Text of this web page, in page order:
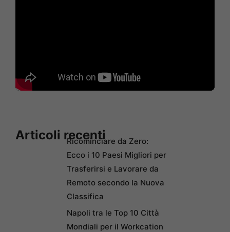
Articoli recentiRicominciare da Zero:
Ecco i 10 Paesi Migliori per
Trasferirsi e Lavorare da
Remoto secondo la Nuova
Classifica
Napoli tra le Top 10 Città
Mondiali per il Workcation